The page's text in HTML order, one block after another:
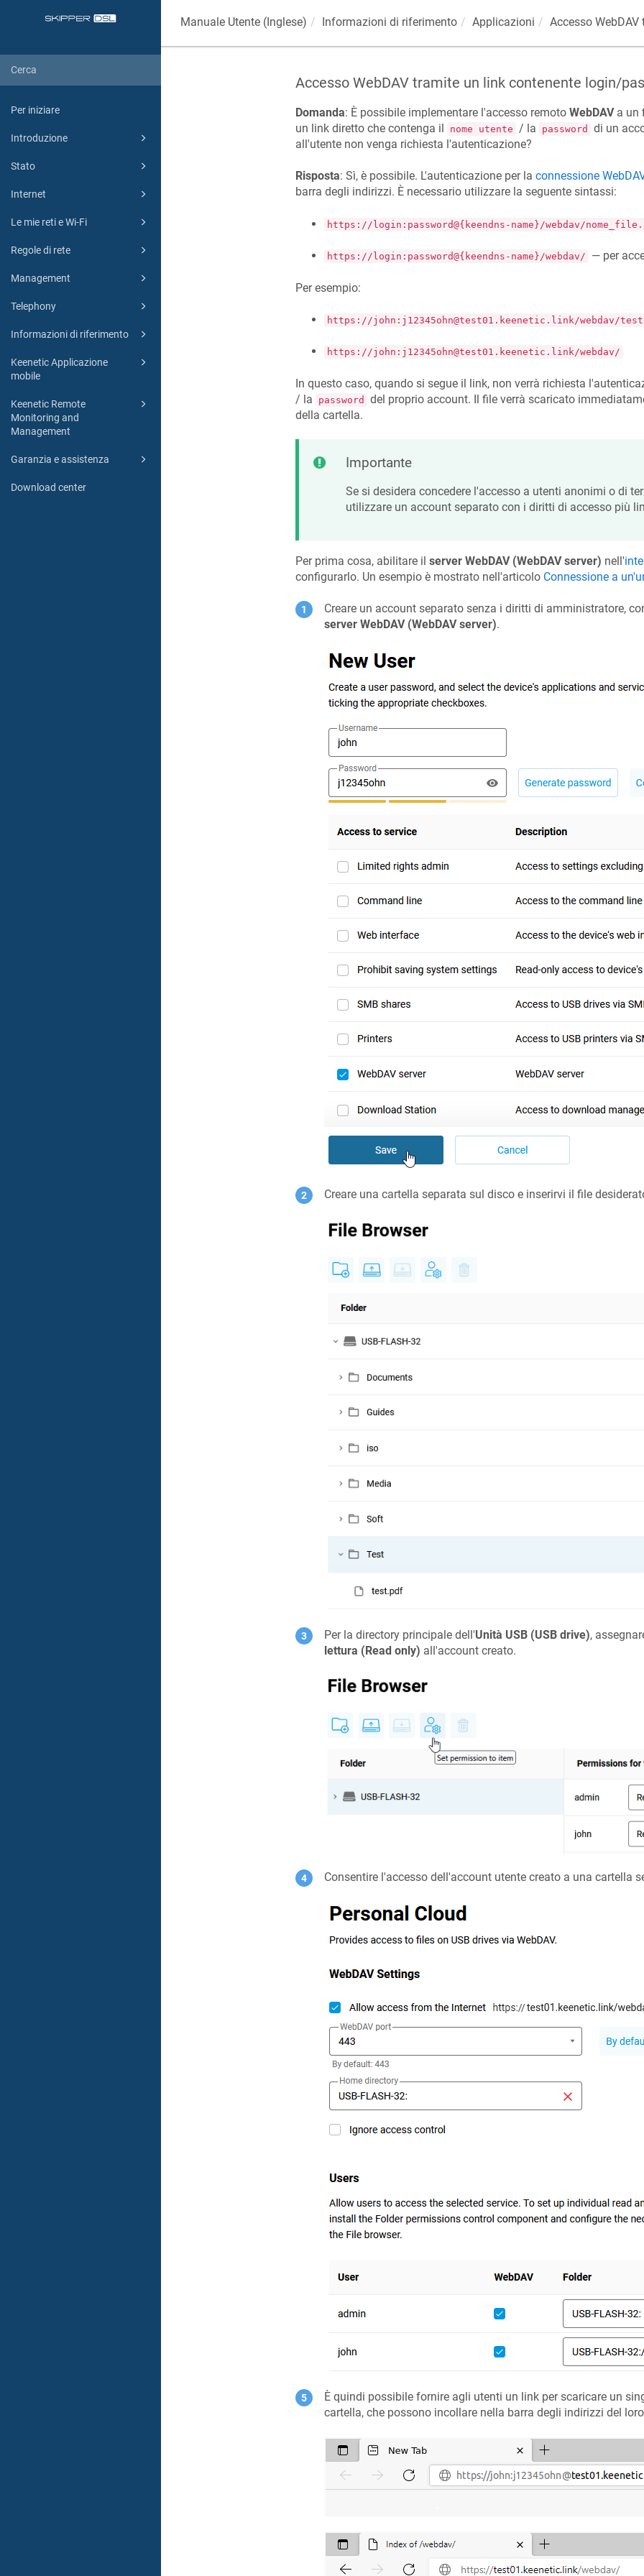
Per iniziare
Introduzione
Stato
Internet
Le mie reti e Wi-Fi
Regole di rete
Management
Telephony
Informazioni di riferimento
Keenetic Applicazione
mobile
Keenetic Remote
Monitoring and
Management
Garanzia e assistenza
Download center
Manuale Utente (Inglese) Informazioni di riferimento Applicazioni Accesso
Accesso WebDAV tramite un link contenente login/
Domanda: È possibile implementare l'accesso remoto WebDAVa un
un link diretto che contenga il
nome utente / la password
di un
all'utente non venga richiesta l'autenticazione?
Risposta: Sì, è possibile. L'autenticazione per la connessione
barra degli indirizzi. È necessario utilizzare la seguente sintassi:
https://login:password@{keendns-name}/webdav/
https://login:password@{keendns-name}/webdav/ — per
Per esempio:
https://john:j12345ohn@test01.keenetic.link/webdav/
https://john:j12345ohn@test01.keenetic.link/webdav/
In questo caso, quando si segue il link, non verrà richiesta
/ la
password
del proprio account. Il file verrà scaricato
della cartella.
Importante
Se si desidera concedere l'accesso a utenti anonimi o di
utilizzare un account separato con i diritti di accesso più
Per prima cosa, abilitare il server WebDAV (WebDAV server) nell'
configurarlo. Un esempio è mostrato nell'articolo Connessione a
Creare un account separato senza i diritti di amministratore,
server WebDAV (WebDAV server).
Creare una cartella separata sul disco e inserirvi il file
Per la directory principale dell'Unità USB (USB drive),
lettura (Read only) all'account creato.
Consentire l'accesso dell'account utente creato a una cartella
È quindi possibile fornire agli utenti un link per scaricare un
cartella, che possono incollare nella barra degli indirizzi del